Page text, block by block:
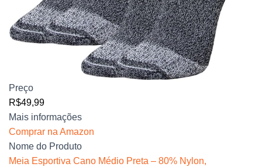
Preço
R$49,99
Mais informações
Comprar na Amazon
Nome do Produto
Meia Esportiva Cano Médio Preta – 80% Nylon,